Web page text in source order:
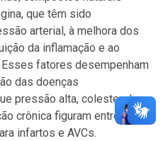
que têm sido
arterial, à melhora dos
da inflamação e ao
fatores desempenham
das doenças
pressão alta, colesterol
crônica figuram entre os
infartos e AVCs.